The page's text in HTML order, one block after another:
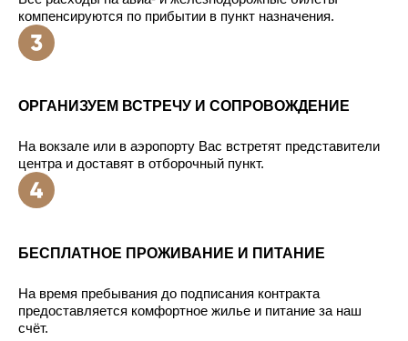
компенсируются по прибытии в пункт назначения.
ОРГАНИЗУЕМ ВСТРЕЧУ И СОПРОВОЖДЕНИЕ
На вокзале или в аэропорту Вас встретят представители
центра и доставят в отборочный пункт.
БЕСПЛАТНОЕ ПРОЖИВАНИЕ И ПИТАНИЕ
На время пребывания до подписания контракта
предоставляется комфортное жилье и питание за наш
счёт.